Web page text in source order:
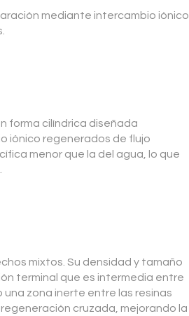
mediante intercambio iónico
forma cilíndrica diseñada
iónico regenerados de flujo
menor que la del agua, lo que
mixtos. Su densidad y tamaño
terminal que es intermedia entre
zona inerte entre las resinas
cruzada, mejorando la